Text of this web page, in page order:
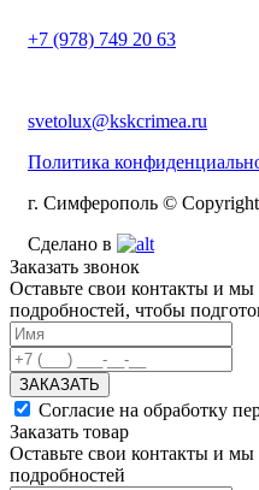
+7 (978) 749 20 63
svetolux@kskcrimea.ru
Политика
г. Симферополь © Copyright
Сделано в
Заказать звонок
Оставьте свои контакты и
подробностей, чтобы
ЗАКАЗАТЬ
Согласие на обработку
Заказать товар
Оставьте свои контакты и
подробностей